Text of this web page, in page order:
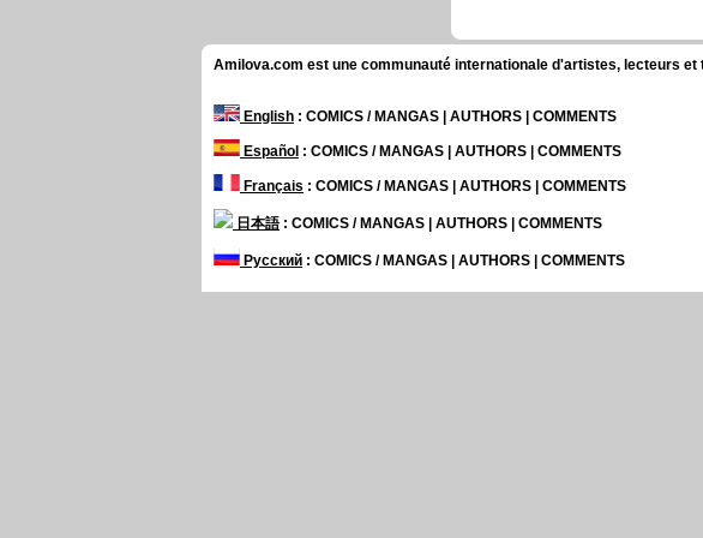
Amilova.com est une communauté internationale d'artistes, lecteurs
English : COMICS / MANGAS | AUTHORS | COMMENTS
Español : COMICS / MANGAS | AUTHORS | COMMENTS
Français : COMICS / MANGAS | AUTHORS | COMMENTS
日本語: COMICS / MANGAS | AUTHORS | COMMENTS
Русский : COMICS / MANGAS | AUTHORS | COMMENTS